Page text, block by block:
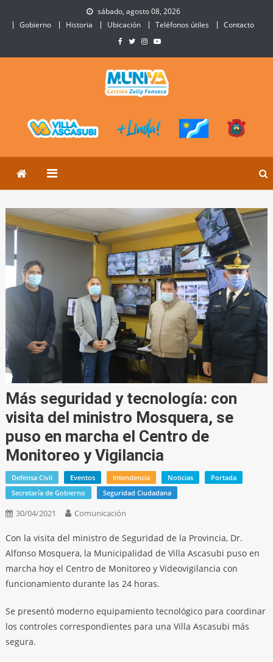
sábado, agosto 08, 2026
Gobierno
Historia Ubicación Teléfonos útiles Contacto
Ascasubi
Más seguridad y tecnología: con
visita del ministro Mosquera, se
puso en marcha el Centro de
Monitoreo y Vigilancia
Defensa Civil Eventos Intendencia Noticias
Portada
Secretaría de Gobierno
Seguridad Ciudadana
30/04/2021 Comunicación
Con la visita del ministro de Seguridad de la Provincia, Dr.
Alfonso Mosquera, la Municipalidad de Villa Ascasubi puso en
marcha hoy el Centro de Monitoreo y Videovigilancia con
funcionamiento durante las 24 horas.
Se presentó moderno equipamiento tecnológico para coordinar
los controles correspondientes para una Villa Ascasubi más
segura.